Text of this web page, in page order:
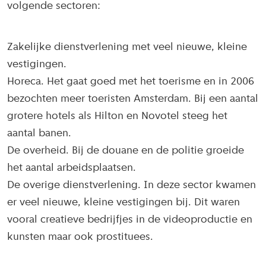
volgende sectoren:
Zakelijke dienstverlening met veel nieuwe, kleine
vestigingen.
Horeca. Het gaat goed met het toerisme en in 2006
bezochten meer toeristen Amsterdam. Bij een aantal
grotere hotels als Hilton en Novotel steeg het
aantal banen.
De overheid. Bij de douane en de politie groeide
het aantal arbeidsplaatsen.
De overige dienstverlening. In deze sector kwamen
er veel nieuwe, kleine vestigingen bij. Dit waren
vooral creatieve bedrijfjes in de videoproductie en
kunsten maar ook prostituees.